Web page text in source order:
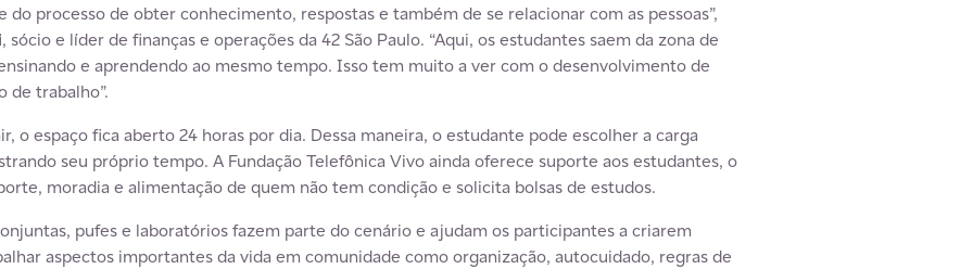
do processo de obter conhecimento, respostas e também de se relacionar com as pessoas”,
, sócio e líder de finanças e operações da 42 São Paulo. “Aqui, os estudantes saem da zona de
e aprendendo ao mesmo tempo. Isso tem muito a ver com o desenvolvimento de
de trabalho”.
o espaço fica aberto 24 horas por dia. Dessa maneira, o estudante pode escolher a carga
seu próprio tempo. A Fundação Telefônica Vivo ainda oferece suporte aos estudantes, o
moradia e alimentação de quem não tem condição e solicita bolsas de estudos.
pufes e laboratórios fazem parte do cenário e ajudam os participantes a criarem
aspectos importantes da vida em comunidade como organização, autocuidado, regras de